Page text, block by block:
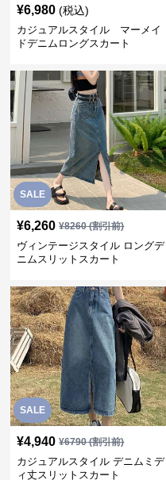
¥6,980 (税込)
カジュアルスタイル マーメイ
ドデニムロングスカート
SALE
¥6,260 ¥8260(割引前)
ヴィンテージスタイル ロングデ
ニムスリットスカート
SALE
¥4,940 ¥6790(割引前)
カジュアルスタイル デニムミデ
ィ丈スリットスカート